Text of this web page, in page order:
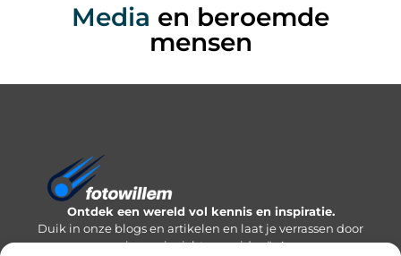
Media en beroemde
mensen
Ontdek een wereld vol kennis en inspiratie.
Duik in onze blogs en artikelen en laat je verrassen door
nieuwe inzichten en ideeën!